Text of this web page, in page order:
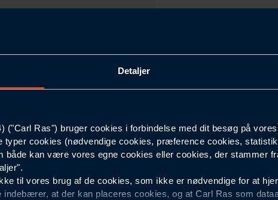
Detaljer
("Carl Ras") bruger cookies i forbindelse med dit besøg på
typer cookies (nødvendige cookies, præference cookies,
både kan være vores egne cookies eller cookies, der stammer
til vores brug af de cookies, som ikke er nødvendige for at
indebærer, at der kan placeres cookies, og at Carl Ras som
C38
Sort